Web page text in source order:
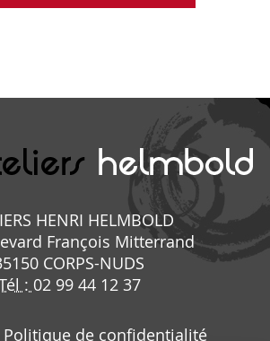
HENRI HELMBOLD
François Mitterrand
CORPS-NUDS
: 02 99 44 12 37
Politique de confidentialité